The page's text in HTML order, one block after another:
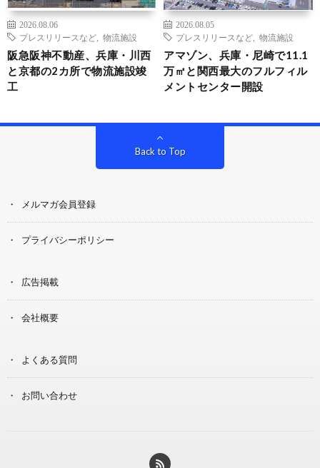
2026.08.06
プレスリリースなど
物流施設
阪急阪神不動産、兵庫・川西
と京都の2カ所で物流施設竣
工
2026.08.05
プレスリリースなど
物流施設
アマゾン、兵庫・尼崎で11.1
万㎡と関西最大のフルフィル
メントセンター開設
Back to Top
メルマガ会員登録
プライバシーポリシー
広告掲載
会社概要
よくある質問
お問い合わせ